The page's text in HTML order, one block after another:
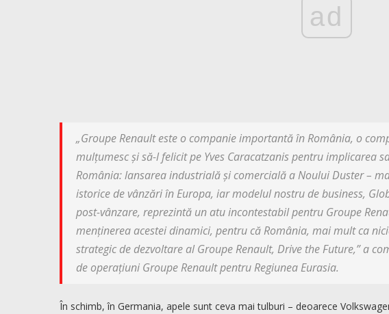
ad
„Groupe Renault este o companie importantă în România, o
mulțumesc și să-l felicit pe Yves Caracatzanis pentru implicarea
România: lansarea industrială și comercială a Noului Duster –
istorice de vânzări în Europa, iar modelul nostru de business,
post-vânzare, reprezintă un atu incontestabil pentru Groupe
menținerea acestei dinamici, pentru că România, mai mult ca
strategic de dezvoltare al Groupe Renault, Drive the Future,” a
de operațiuni Groupe Renault pentru Regiunea Eurasia.
În schimb, în Germania, apele sunt ceva mai tulburi – deoarece